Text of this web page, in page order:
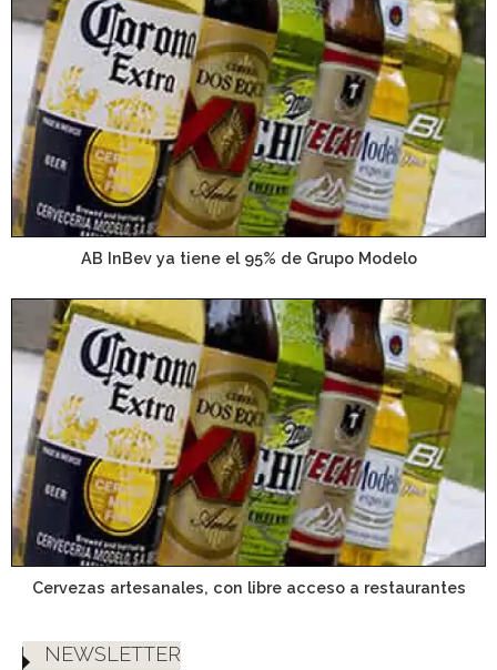
AB InBev ya tiene el 95% de Grupo Modelo
Cervezas artesanales, con libre acceso a restaurantes
NEWSLETTER